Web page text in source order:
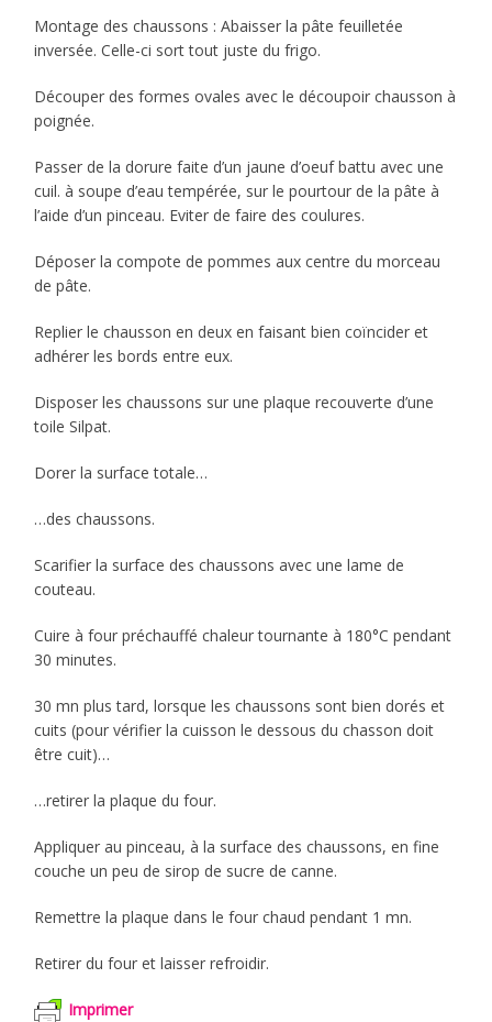
Montage des chaussons : Abaisser la pâte feuilletée
inversée. Celle-ci sort tout juste du frigo.
Découper des formes ovales avec le découpoir chausson à
poignée.
Passer de la dorure faite d’un jaune d’oeuf battu avec une
cuil. à soupe d’eau tempérée, sur le pourtour de la pâte à
l’aide d’un pinceau. Eviter de faire des coulures.
Déposer la compote de pommes aux centre du morceau
de pâte.
Replier le chausson en deux en faisant bien coïncider et
adhérer les bords entre eux.
Disposer les chaussons sur une plaque recouverte d’une
toile Silpat.
Dorer la surface totale…
…des chaussons.
Scarifier la surface des chaussons avec une lame de
couteau.
Cuire à four préchauffé chaleur tournante à 180°C pendant
30 minutes.
30 mn plus tard, lorsque les chaussons sont bien dorés et
cuits (pour vérifier la cuisson le dessous du chasson doit
être cuit)…
…retirer la plaque du four.
Appliquer au pinceau, à la surface des chaussons, en fine
couche un peu de sirop de sucre de canne.
Remettre la plaque dans le four chaud pendant 1 mn.
Retirer du four et laisser refroidir.
Imprimer